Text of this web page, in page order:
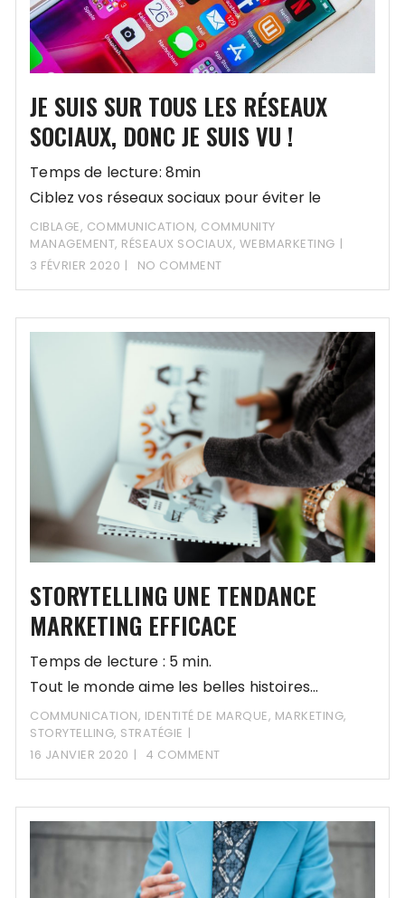
JE SUIS SUR TOUS LES RÉSEAUX
SOCIAUX, DONC JE SUIS VU !
Temps de lecture: 8min
Ciblez vos réseaux sociaux pour éviter le
manque de pertinence…
CIBLAGE, COMMUNICATION, COMMUNITY
MANAGEMENT, RÉSEAUX SOCIAUX, WEBMARKETING
3 FÉVRIER 2020
NO COMMENT
STORYTELLING UNE TENDANCE
MARKETING EFFICACE
Temps de lecture : 5 min.
Tout le monde aime les belles histoires…
COMMUNICATION, IDENTITÉ DE MARQUE, MARKETING,
STORYTELLING, STRATÉGIE
16 JANVIER 2020
4 COMMENT